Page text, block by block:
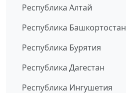
Республика Алтай
Республика Башкортостан
Республика Бурятия
Республика Дагестан
Республика Ингушетия